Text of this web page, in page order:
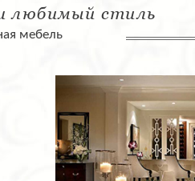
любимый стиль
мебель